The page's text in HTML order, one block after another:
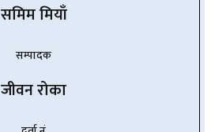
समिम मियाँ
सम्पादक
जीवन रोका